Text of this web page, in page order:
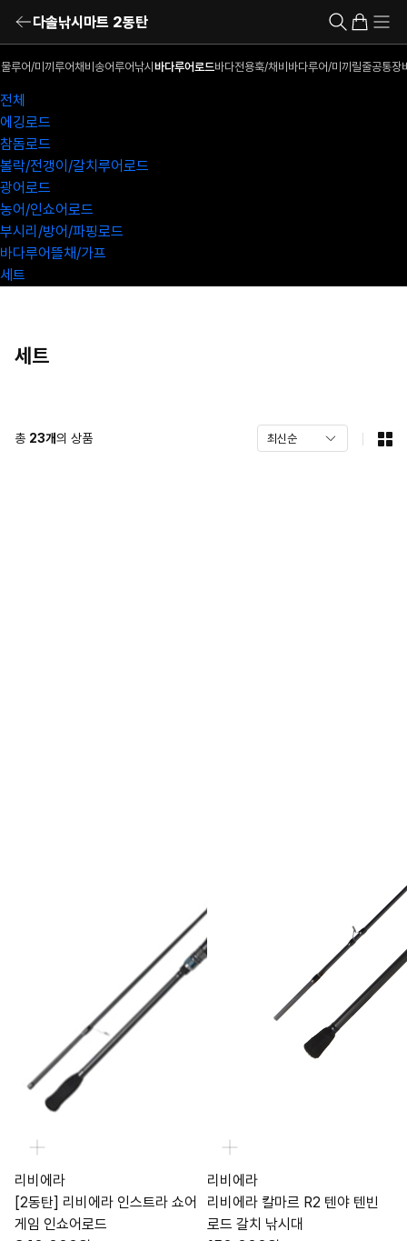
다솔낚시마트 2동탄
루어/미끼 루어채비 송어루어낚시 바다루어로드바다전용훅/채비 바다루어/미끼 릴줄공통장
전체
에깅로드
참돔로드
볼락/전갱이/갈치루어로드
광어로드
농어/인쇼어로드
부시리/방어/파핑로드
바다루어뜰채/가프
세트
세트
총 23개의 상품
리비에라
[2동탄] 리비에라 인스트라 쇼어
게임 인쇼어로드
리비에라
리비에라 칼마르 R2 텐야 텐빈
로드 갈치 낚시대